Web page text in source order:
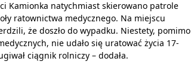
Kamionka natychmiast skierowano patrole
ratownictwa medycznego. Na miejscu
że doszło do wypadku. Niestety, pomimo
nie udało się uratować życia 17-
ciągnik rolniczy – dodała.